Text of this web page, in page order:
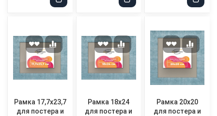
Рамка 17,7x23,7
для постера и
Рамка 18x24
для постера и
Рамка 20x20
для постера и